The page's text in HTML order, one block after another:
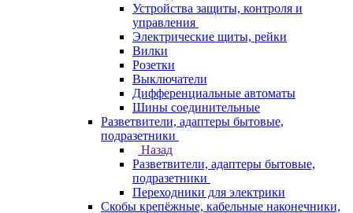
Устройства защиты, контроля и
управления
Электрические щиты, рейки
Вилки
Розетки
Выключатели
Дифференциальные автоматы
Шины соединительные
Разветвители, адаптеры бытовые,
подразетники
Назад
Разветвители, адаптеры бытовые,
подразетники
Переходники для электрики
Скобы крепёжные, кабельные наконечники,